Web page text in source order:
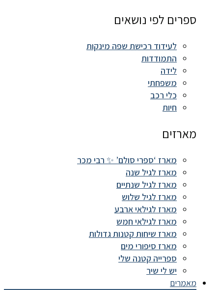
ספרים לפי נושאים
לעידוד רכישת שפה מינקות
התמודדות
לידה
משפחתי
כלי רכב
חיות
מארזים
מארז ‘ספרי סולם’ ✨ רבי מכר
מארז לגיל שנה
מארז לגיל שנתיים
מארז לגיל שלוש
מארז לגילאי ארבע
מארז לגילאי חמש
מארז שיחות קטנות גדולות
מארז סיפורי מים
ספרייה קטנה שלי
יש לי שיר
מאמרים